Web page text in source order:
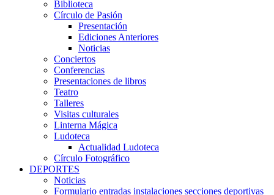
Biblioteca
Círculo de Pasión
Presentación
Ediciones Anteriores
Noticias
Conciertos
Conferencias
Presentaciones de libros
Teatro
Talleres
Visitas culturales
Linterna Mágica
Ludoteca
Actualidad Ludoteca
Círculo Fotográfico
DEPORTES
Noticias
Formulario entradas instalaciones secciones deportivas